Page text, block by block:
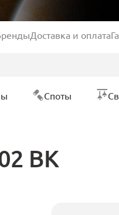
Доставка и оплата
Споты
BK